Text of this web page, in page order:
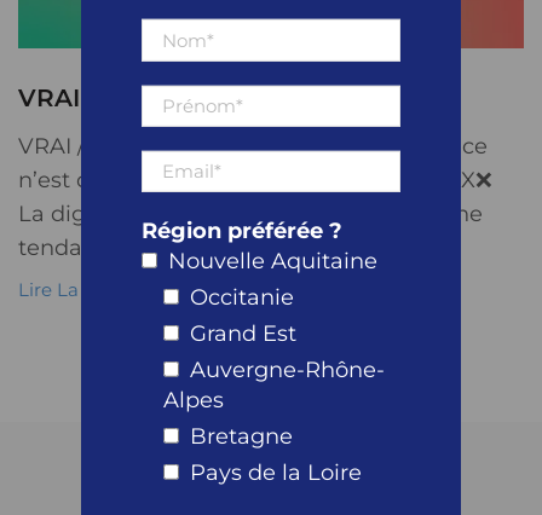
Région préférée ?
Nouvelle Aquitaine
Occitanie
Grand Est
Auvergne-Rhône-
Alpes
Bretagne
Pays de la Loire
VRAI / FAUX Spécial digital
VRAI / FAUX SPÉCIAL DIGITAL Le digital, ce
n’est qu’un argument marketing – ❌FAUX❌
La digitalisation n’est pas simplement une
tendance à la mode. Elle...
Lire La Suite